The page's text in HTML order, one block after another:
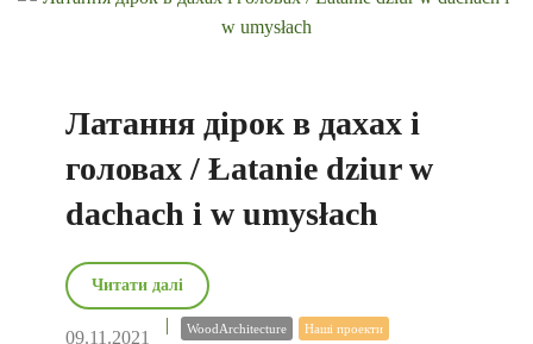
Латання дірок в дахах і
головах / Łatanie dziur w
dachach i w umysłach
Читати далі
09.11.2021 WoodArchitecture Наші проекти